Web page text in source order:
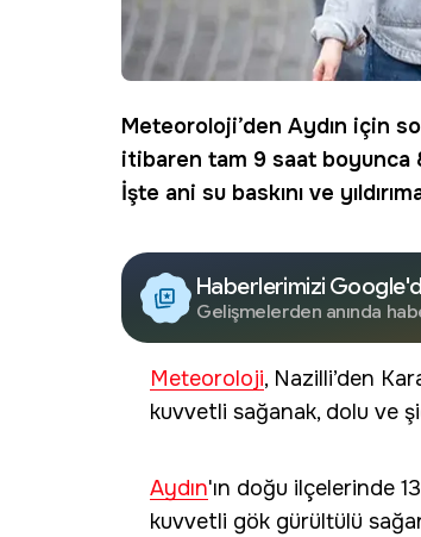
Meteoroloji’den Aydın için
itibaren tam 9 saat boyunca
İşte ani su baskını ve
Haberlerimizi
Gelişmelerden anında
Meteoroloji, Nazilli’den
kuvvetli sağanak, dolu ve
Aydın'ın doğu ilçelerinde
kuvvetli gök gürültülü